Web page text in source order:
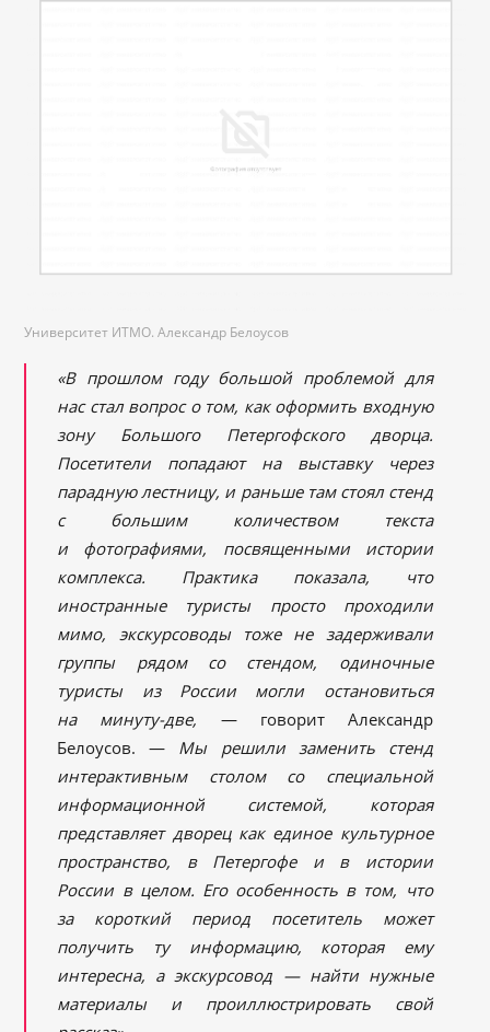
Университет ИТМО. Александр Белоусов
«В прошлом году большой проблемой для
нас стал вопрос о том, как оформить входную
зону Большого Петергофского дворца.
Посетители попадают на выставку через
парадную лестницу, и раньше там стоял стенд
с большим количеством текста
и фотографиями, посвященными истории
комплекса. Практика показала, что
иностранные туристы просто проходили
мимо, экскурсоводы тоже не задерживали
группы рядом со стендом, одиночные
туристы из России могли остановиться
на минуту-две, — говорит Александр
Белоусов. — Мы решили заменить стенд
интерактивным столом со специальной
информационной системой, которая
представляет дворец как единое культурное
пространство, в Петергофе и в истории
России в целом. Его особенность в том, что
за короткий период посетитель может
получить ту информацию, которая ему
интересна, а экскурсовод — найти нужные
материалы и проиллюстрировать свой